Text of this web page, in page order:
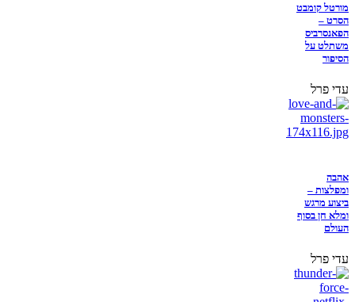
מורטל קומבט
הסרט –
הפאנסרביס
משתלט על
הסיפור
עדי פרל
אהבה
ומפלצות –
ביצוע מרגש
ומלא חן בסוף
העולם
עדי פרל